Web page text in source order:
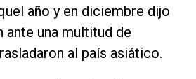
año y en diciembre dijo
ante una multitud de
al país asiático.